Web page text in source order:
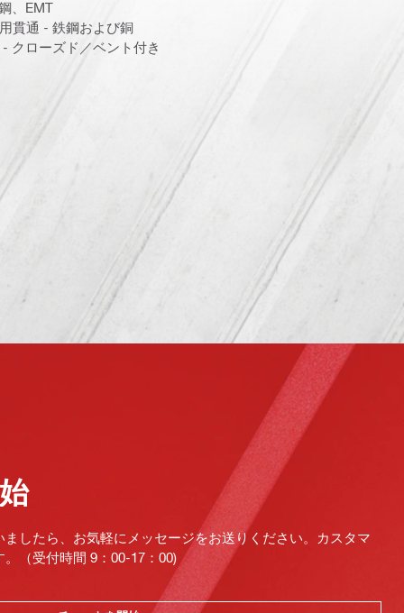
、EMT
貫通 - 鉄鋼および銅
クローズド／ベント付き
したら、お気軽にメッセージをお送りください。カスタマ
（受付時間 9：00-17：00)